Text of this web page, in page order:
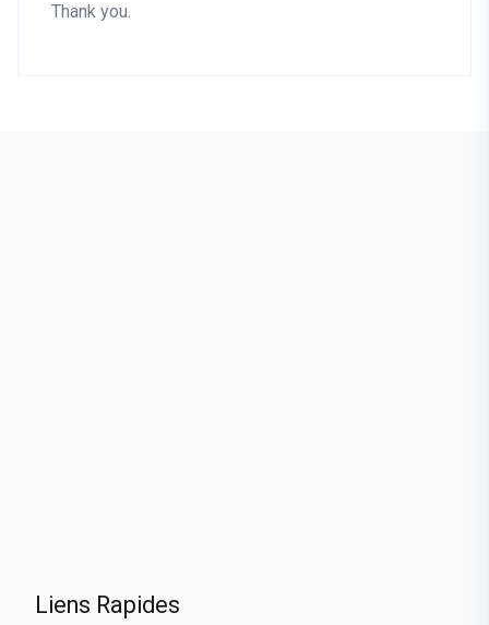
Thank you.
Liens Rapides